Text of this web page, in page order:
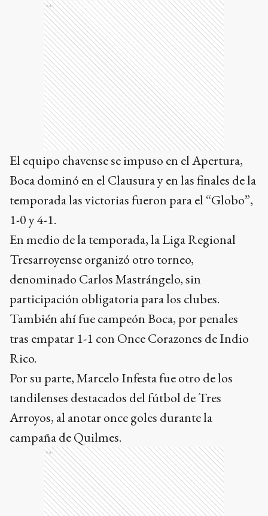
Ads
El equipo chavense se impuso en el Apertura,
Boca dominó en el Clausura y en las finales de la
temporada las victorias fueron para el “Globo”,
1-0 y 4-1.
En medio de la temporada, la Liga Regional
Tresarroyense organizó otro torneo,
denominado Carlos Mastrángelo, sin
participación obligatoria para los clubes.
También ahí fue campeón Boca, por penales
tras empatar 1-1 con Once Corazones de Indio
Rico.
Por su parte, Marcelo Infesta fue otro de los
tandilenses destacados del fútbol de Tres
Arroyos, al anotar once goles durante la
campaña de Quilmes.
Ads